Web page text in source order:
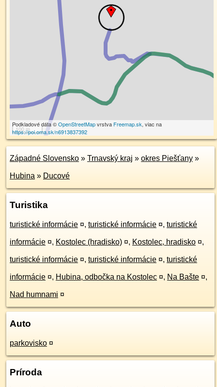
100 m
Podkladové dáta ©OpenStreetMapvrstva Freemap.sk, viac na
https://poi.oma.sk/n6913837392
Západné Slovensko » Trnavský kraj » okres Piešťany »
Hubina » Ducové
Turistika
turistické informácie ¤, turistické informácie ¤, turistické
informácie ¤, Kostolec (hradisko) ¤, Kostolec, hradisko ¤,
turistické informácie ¤, turistické informácie ¤, turistické
informácie ¤, Hubina, odbočka na Kostolec ¤, Na Bašte ¤,
Nad humnami ¤
Auto
parkovisko ¤
Príroda